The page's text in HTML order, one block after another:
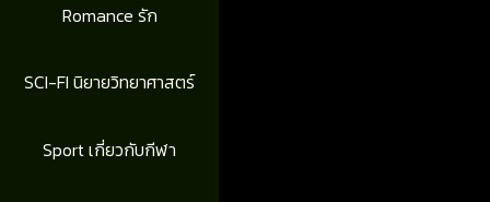
Romance รัก
SCI-FI นิยายวิทยาศาสตร์
Sport เกี่ยวกับกีฬา